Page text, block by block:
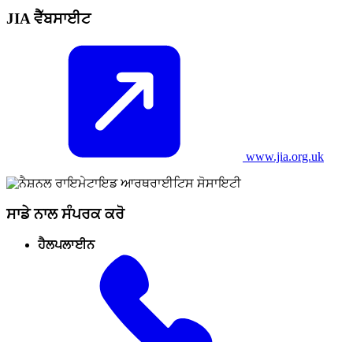
JIA ਵੈੱਬਸਾਈਟ
www.jia.org.uk
ਸਾਡੇ ਨਾਲ ਸੰਪਰਕ ਕਰੋ
ਹੈਲਪਲਾਈਨ